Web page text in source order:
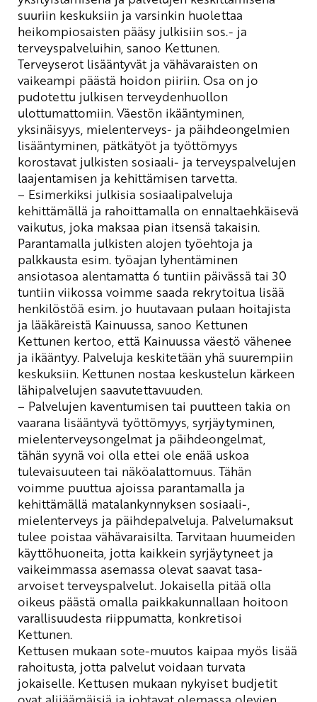
suuriin keskuksiin ja varsinkin huolettaa
heikompiosaisten pääsy julkisiin sos.- ja
terveyspalveluihin, sanoo Kettunen.
Terveyserot lisääntyvät ja vähävaraisten on
vaikeampi päästä hoidon piiriin. Osa on jo
pudotettu julkisen terveydenhuollon
ulottumattomiin. Väestön ikääntyminen,
yksinäisyys, mielenterveys- ja päihdeongelmien
lisääntyminen, pätkätyöt ja työttömyys
korostavat julkisten sosiaali- ja terveyspalvelujen
laajentamisen ja kehittämisen tarvetta.
– Esimerkiksi julkisia sosiaalipalveluja
kehittämällä ja rahoittamalla on ennaltaehkäisevä
vaikutus, joka maksaa pian itsensä takaisin.
Parantamalla julkisten alojen työehtoja ja
palkkausta esim. työajan lyhentäminen
ansiotasoa alentamatta 6 tuntiin päivässä tai 30
tuntiin viikossa voimme saada rekrytoitua lisää
henkilöstöä esim. jo huutavaan pulaan hoitajista
ja lääkäreistä Kainuussa, sanoo Kettunen
Kettunen kertoo, että Kainuussa väestö vähenee
ja ikääntyy. Palveluja keskitetään yhä suurempiin
keskuksiin. Kettunen nostaa keskustelun kärkeen
lähipalvelujen saavutettavuuden.
– Palvelujen kaventumisen tai puutteen takia on
vaarana lisääntyvä työttömyys, syrjäytyminen,
mielenterveysongelmat ja päihdeongelmat,
tähän syynä voi olla ettei ole enää uskoa
tulevaisuuteen tai näköalattomuus. Tähän
voimme puuttua ajoissa parantamalla ja
kehittämällä matalankynnyksen sosiaali-,
mielenterveys ja päihdepalveluja. Palvelumaksut
tulee poistaa vähävaraisilta. Tarvitaan huumeiden
käyttöhuoneita, jotta kaikkein syrjäytyneet ja
vaikeimmassa asemassa olevat saavat tasa-
arvoiset terveyspalvelut. Jokaisella pitää olla
oikeus päästä omalla paikkakunnallaan hoitoon
varallisuudesta riippumatta, konkretisoi
Kettunen.
Kettusen mukaan sote-muutos kaipaa myös lisää
rahoitusta, jotta palvelut voidaan turvata
jokaiselle. Kettusen mukaan nykyiset budjetit